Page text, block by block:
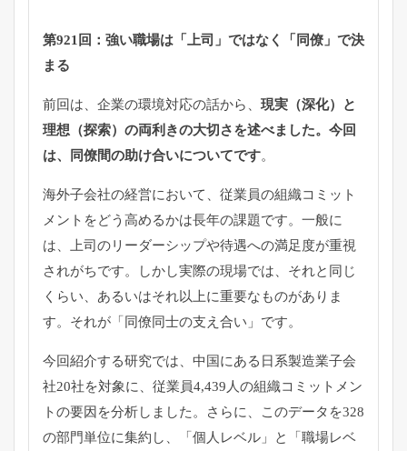
第921回：強い職場は「上司」ではなく「同僚」で決
まる
前回は、企業の環境対応の話から、 現実（深化）と
理想（探索）の両利きの大切さを述べました。今回
は、同僚間の助け合いについてです。
海外子会社の経営において、従業員の組織コミット
メントをどう高めるかは長年の課題です。一般に
は、上司のリーダーシップや待遇への満足度が重視
されがちです。しかし実際の現場では、それと同じ
くらい、あるいはそれ以上に重要なものがありま
す。それが「同僚同士の支え合い」です。
今回紹介する研究では、中国にある日系製造業子会
社20社を対象に、従業員4,439人の組織コミットメン
トの要因を分析しました。さらに、このデータを328
の部門単位に集約し、「個人レベル」と「職場レベ